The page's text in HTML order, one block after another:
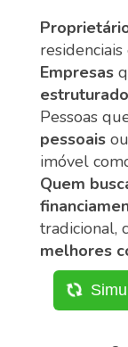
Empresas
estruturado
Pessoas
pessoais
imóvel
Quem
tradicional,
melhores